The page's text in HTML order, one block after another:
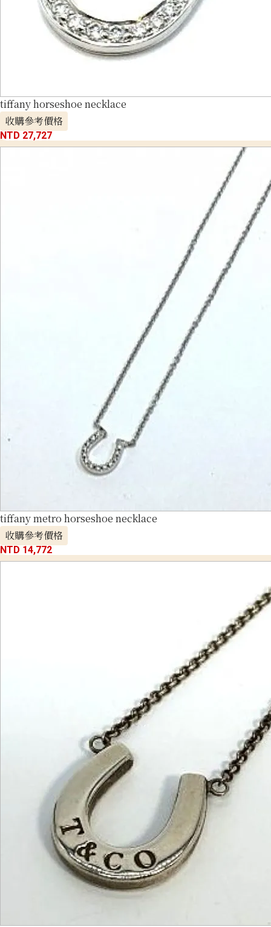
tiffany horseshoe necklace
收購參考價格
NTD 27,727
tiffany metro horseshoe necklace
收購參考價格
NTD 14,772